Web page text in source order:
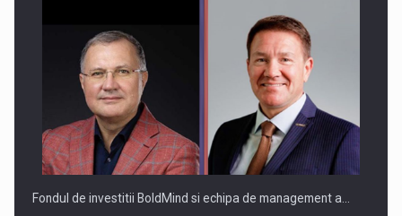
ROOTED IN ROMANIA, BUILT TO DELIVER TECHNOLOGY FOR
THE…
Fondul de investitii BoldMind si echipa de management a…